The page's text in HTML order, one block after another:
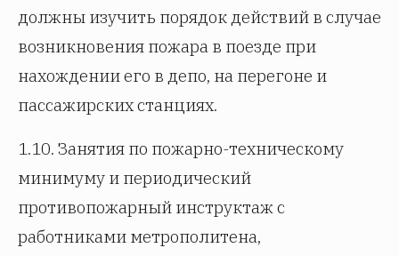
должны изучить порядок действий в случае
возникновения пожара в поезде при
нахождении его в депо, на перегоне и
пассажирских станциях.
1.10. Занятия по пожарно-техническому
минимуму и периодический
противопожарный инструктаж с
работниками метрополитена,